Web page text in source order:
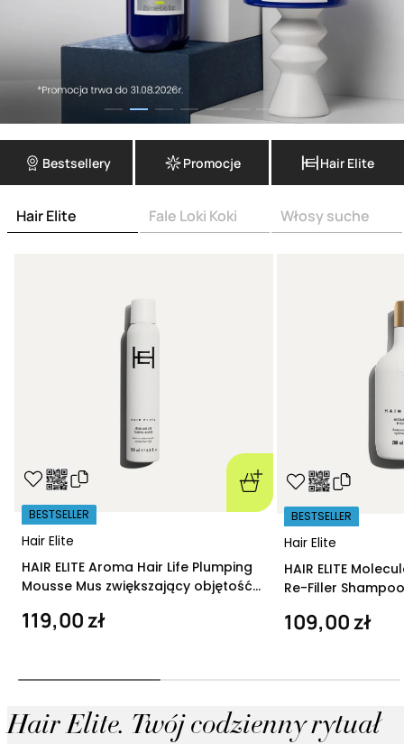
Bestsellery Promocje Hair Elite
Hair Elite Fale Loki Koki Włosy suche
Hair Elite
BESTSELLER
HAIR ELITE Aroma Hair Life Plumping
Mousse Mus zwiększający objętość
119,00 zł
Hair Elite
BESTSELLER
HAIR ELITE
Re-Filler
109,00 zł
Hair Elite. Twój codzienny rytuał